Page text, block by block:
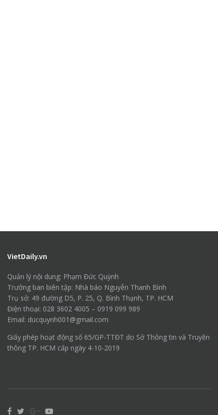
VietDaily.vn
Quản lý nội dung: Phạm Đức Quỳnh
Trưởng ban biên tập: Nhà báo Nguyễn Thanh Bình
Trụ sở: 49 đường D5, P. 25, Q. Bình Thạnh, TP. HCM
Điện thoại: 028 3602 4005 – 0919 099 989
Email: ducquynh001@gmail.com
Giấy phép hoạt động số 65/GP-TTĐT do Sở Thông tin và Truyền
thông TP. HCM cấp ngày 4-10-2019